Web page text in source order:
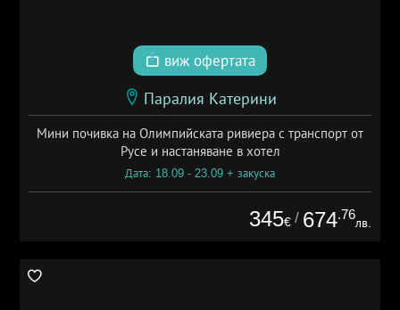
виж офертата
Паралия Катерини
Мини почивка на Олимпийската ривиера с транспорт от
Русе и настаняване в хотел
Дата: 18.09 - 23.09 + закуска
345€ / 674.76
лв.